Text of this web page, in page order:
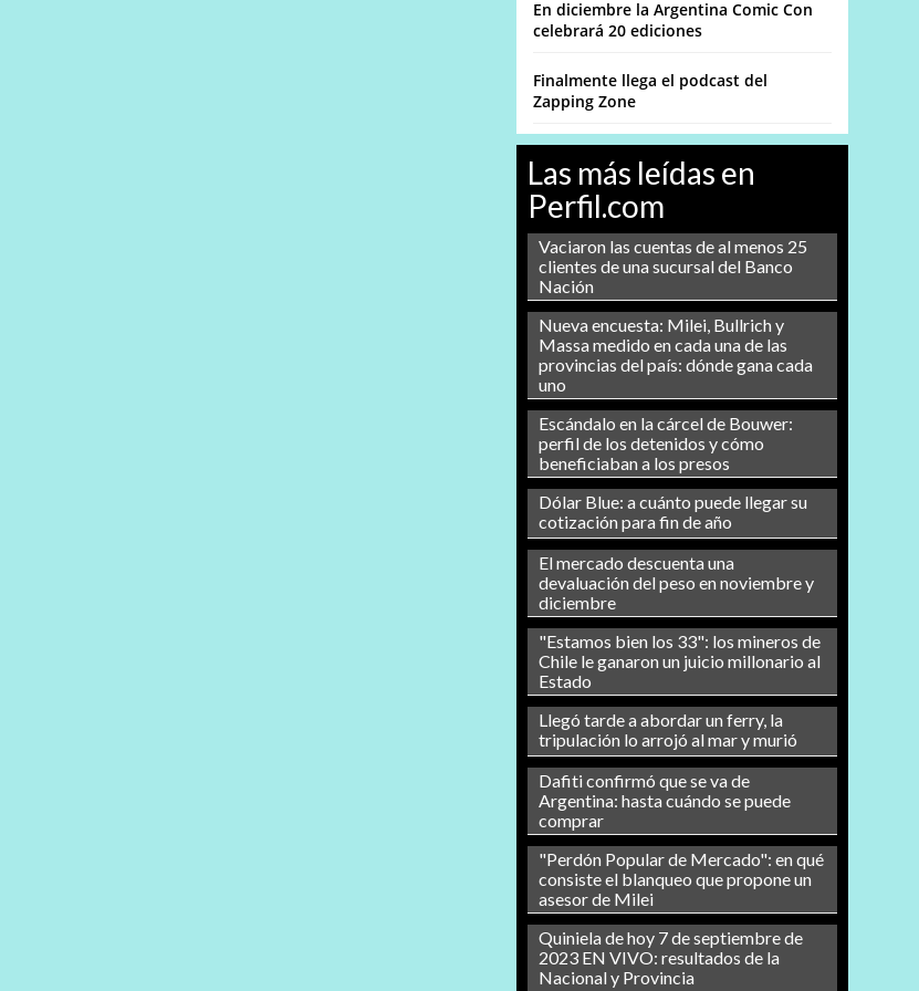
En diciembre la Argentina Comic Con
celebrará 20 ediciones
Finalmente llega el podcast del
Zapping Zone
Las más leídas en
Perfil.com
Vaciaron las cuentas de al menos 25
clientes de una sucursal del Banco
Nación
Nueva encuesta: Milei, Bullrich y
Massa medido en cada una de las
provincias del país: dónde gana cada
uno
Escándalo en la cárcel de Bouwer:
perfil de los detenidos y cómo
beneficiaban a los presos
Dólar Blue: a cuánto puede llegar su
cotización para fin de año
El mercado descuenta una
devaluación del peso en noviembre y
diciembre
"Estamos bien los 33": los mineros de
Chile le ganaron un juicio millonario al
Estado
Llegó tarde a abordar un ferry, la
tripulación lo arrojó al mar y murió
Dafiti confirmó que se va de
Argentina: hasta cuándo se puede
comprar
"Perdón Popular de Mercado": en qué
consiste el blanqueo que propone un
asesor de Milei
Quiniela de hoy 7 de septiembre de
2023 EN VIVO: resultados de la
Nacional y Provincia